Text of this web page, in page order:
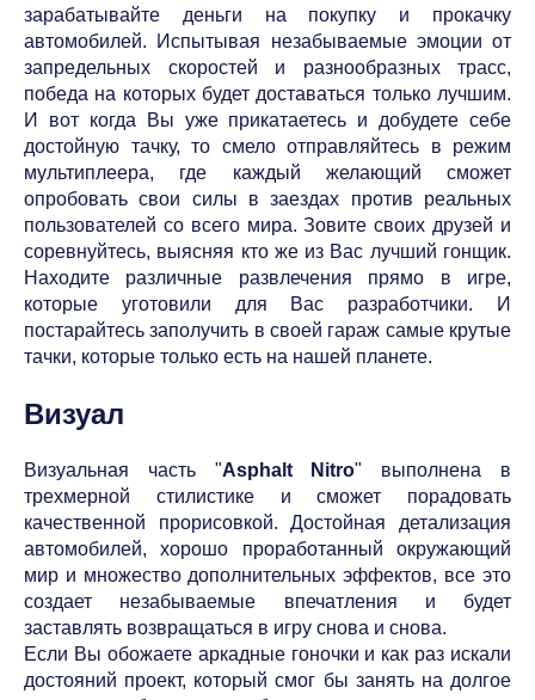
зарабатывайте деньги на покупку и прокачку
автомобилей. Испытывая незабываемые эмоции от
запредельных скоростей и разнообразных трасс,
победа на которых будет доставаться только лучшим.
И вот когда Вы уже прикатаетесь и добудете себе
достойную тачку, то смело отправляйтесь в режим
мультиплеера, где каждый желающий сможет
опробовать свои силы в заездах против реальных
пользователей со всего мира. Зовите своих друзей и
соревнуйтесь, выясняя кто же из Вас лучший гонщик.
Находите различные развлечения прямо в игре,
которые уготовили для Вас разработчики. И
постарайтесь заполучить в своей гараж самые крутые
тачки, которые только есть на нашей планете.
Визуал
Визуальная часть "Asphalt Nitro" выполнена в
трехмерной стилистике и сможет порадовать
качественной прорисовкой. Достойная детализация
автомобилей, хорошо проработанный окружающий
мир и множество дополнительных эффектов, все это
создает незабываемые впечатления и будет
заставлять возвращаться в игру снова и снова.
Если Вы обожаете аркадные гоночки и как раз искали
достояний проект, который смог бы занять на долгое